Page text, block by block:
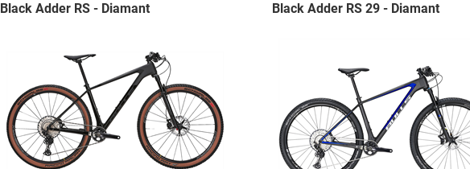
Black Adder RS - Diamant Black Adder RS 29 - Diamant